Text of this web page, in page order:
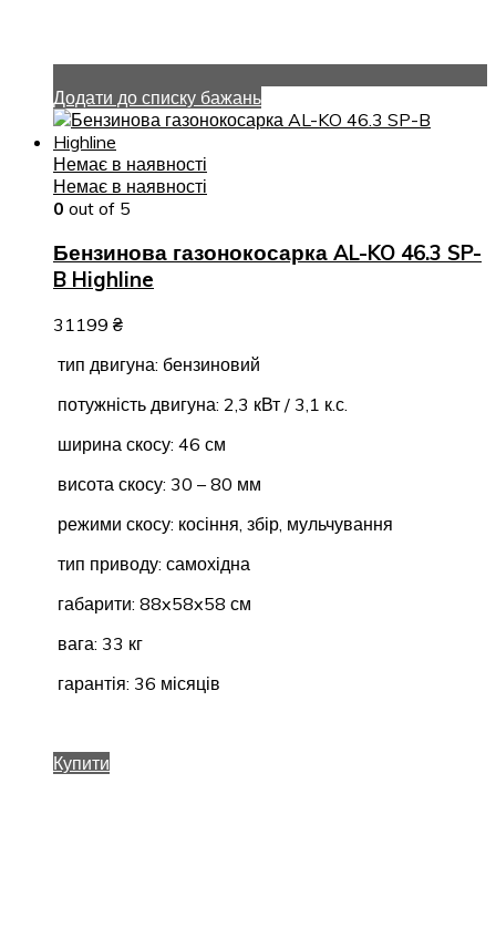
Додати до списку бажань
Немає в наявності
Немає в наявності
0 out of 5
Бензинова газонокосарка AL-KO 46.3 SP-
B Highline
31199 ₴
тип двигуна: бензиновий
потужність двигуна: 2,3 кВт / 3,1 к.с.
ширина скосу: 46 см
висота скосу: 30 – 80 мм
режими скосу: косіння, збір, мульчування
тип приводу: самохідна
габарити: 88x58x58 см
вага: 33 кг
гарантія: 36 місяців
Купити